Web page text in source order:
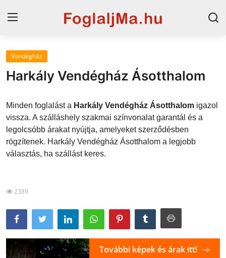
Horvát tengerpart
Magyarország
Horvátország
Szállások a Balatonon
Szállások Hajdúszoboszlón
Vendégház
Harkály Vendégház Ásotthalom
Minden foglalást a Harkály Vendégház Ásotthalom igazol
vissza. A szálláshely szakmai színvonalat garantál és a
legolcsóbb árakat nyújtja, amelyeket szerződésben
rögzítenek. Harkály Vendégház Ásotthalom a legjobb
választás, ha szállást keres.
2389
További képek és árak itt!